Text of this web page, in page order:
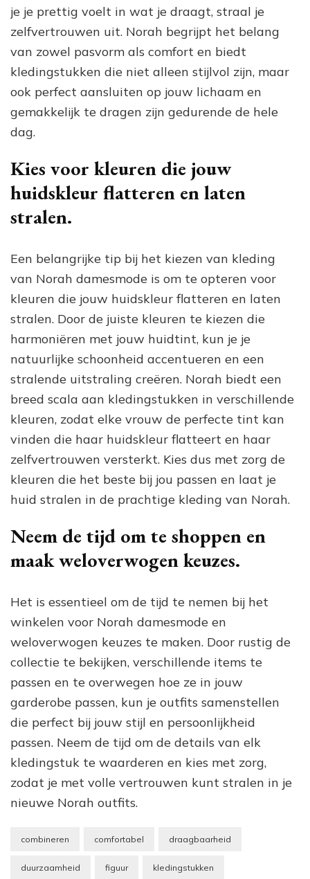
je je prettig voelt in wat je draagt, straal je
zelfvertrouwen uit. Norah begrijpt het belang
van zowel pasvorm als comfort en biedt
kledingstukken die niet alleen stijlvol zijn, maar
ook perfect aansluiten op jouw lichaam en
gemakkelijk te dragen zijn gedurende de hele
dag.
Kies voor kleuren die jouw
huidskleur flatteren en laten
stralen.
Een belangrijke tip bij het kiezen van kleding
van Norah damesmode is om te opteren voor
kleuren die jouw huidskleur flatteren en laten
stralen. Door de juiste kleuren te kiezen die
harmoniëren met jouw huidtint, kun je je
natuurlijke schoonheid accentueren en een
stralende uitstraling creëren. Norah biedt een
breed scala aan kledingstukken in verschillende
kleuren, zodat elke vrouw de perfecte tint kan
vinden die haar huidskleur flatteert en haar
zelfvertrouwen versterkt. Kies dus met zorg de
kleuren die het beste bij jou passen en laat je
huid stralen in de prachtige kleding van Norah.
Neem de tijd om te shoppen en
maak weloverwogen keuzes.
Het is essentieel om de tijd te nemen bij het
winkelen voor Norah damesmode en
weloverwogen keuzes te maken. Door rustig de
collectie te bekijken, verschillende items te
passen en te overwegen hoe ze in jouw
garderobe passen, kun je outfits samenstellen
die perfect bij jouw stijl en persoonlijkheid
passen. Neem de tijd om de details van elk
kledingstuk te waarderen en kies met zorg,
zodat je met volle vertrouwen kunt stralen in je
nieuwe Norah outfits.
combineren comfortabel draagbaarheid
duurzaamheid figuur kledingstukken